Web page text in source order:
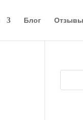
Блог Отзывы